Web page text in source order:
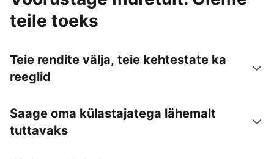
teile toeks
Teie rendite välja, teie kehtestate ka
reeglid
Saage oma külastajatega lähemalt
tuttavaks